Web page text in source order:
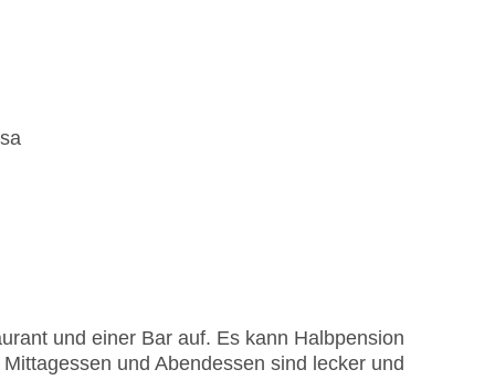
und einer Bar auf. Es kann Halbpension
und Abendessen sind lecker und